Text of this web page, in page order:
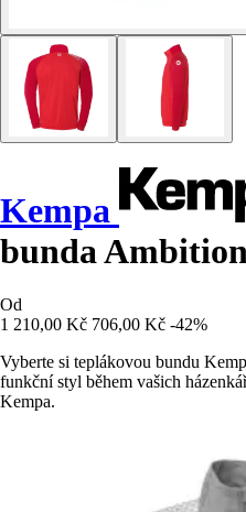
Kempa
bunda
Od
1 210,00 Kč 706,00 Kč -42%
Vyberte si teplákovou bundu
funkční styl během vašich
Kempa.